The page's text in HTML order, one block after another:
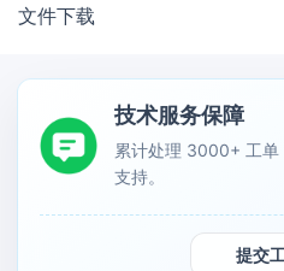
文件下载
技术服务保障
累计处理 3000+ 工单
支持。
提交